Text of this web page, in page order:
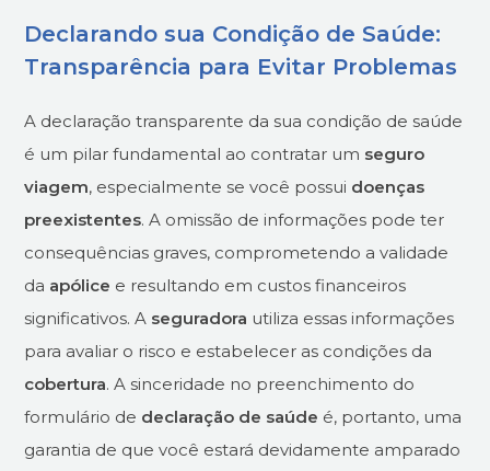
Declarando sua Condição de Saúde:
Transparência para Evitar Problemas
A declaração transparente da sua condição de saúde
é um pilar fundamental ao contratar um seguro
viagem, especialmente se você possui doenças
preexistentes. A omissão de informações pode ter
consequências graves, comprometendo a validade
da apólice e resultando em custos financeiros
significativos. A seguradora utiliza essas informações
para avaliar o risco e estabelecer as condições da
cobertura. A sinceridade no preenchimento do
formulário de declaração de saúde é, portanto, uma
garantia de que você estará devidamente amparado